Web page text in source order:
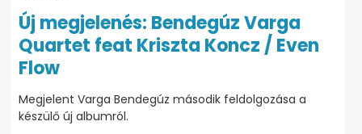
Új megjelenés: Bendegúz Varga
Quartet feat Kriszta Koncz / Even
Flow
Megjelent Varga Bendegúz második feldolgozása a
készülő új albumról.